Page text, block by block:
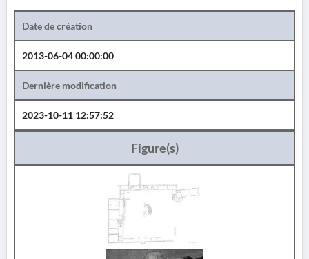
Date de création
2013-06-04 00:00:00
Dernière modification
2023-10-11 12:57:52
Figure(s)